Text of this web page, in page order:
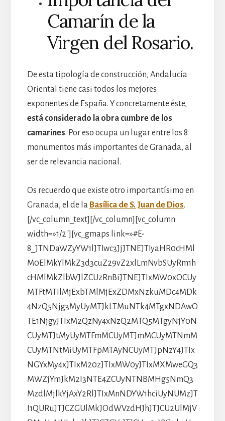
Camarín de la
Virgen del Rosario.
De esta tipología de construcción, Andalucía
Oriental tiene casi todos los mejores
exponentes de España. Y concretamente éste,
está considerado la obra cumbre de los
camarines. Por eso ocupa un lugar entre los 8
monumentos más importantes de Granada, al
ser de relevancia nacional.
Os recuerdo que existe otro importantísimo en
Granada, el de la Basílica de S. Juan de Dios.
[/vc_column_text][/vc_column][vc_column
width=»1/2″][vc_gmaps link=»#E-
8_JTNDaWZyYW1lJTIwc3JjJTNEJTIyaHR0cHMl
M0ElMkYlMkZ3d3cuZ29vZ2xlLmNvbSUyRm1h
cHMlMkZlbWJlZCUzRnBiJTNEJTIxMW0xOCUy
MTFtMTIlMjExbTMlMjExZDMxNzkuMDc4MDk
4NzQ5Njg3MyUyMTJkLTMuNTk4MTgxNDAwO
TE1NjgyJTIxM2QzNy4xNzQ2MTQ5MTgyNjY0N
CUyMTJtMyUyMTFmMCUyMTJmMCUyMTNmM
CUyMTNtMiUyMTFpMTAyNCUyMTJpNzY4JTIx
NGYxMy4xJTIxM20zJTIxMW0yJTIxMXMweGQ3
MWZjYmJkM2I3NTE4ZCUyNTNBMHg5NmQ3
MzdlMjlkYjAxY2RlJTIxMnNDYW1hciUyNUMzJT
I1QURuJTJCZGUlMkJOdWVzdHJhJTJCU2UlMjV